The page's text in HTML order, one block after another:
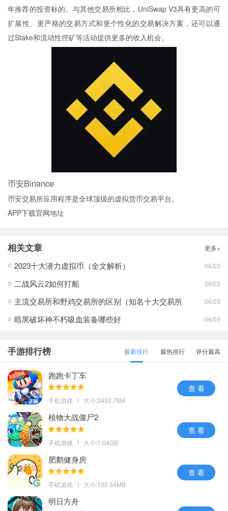
年推荐的投资标的。与其他交易所相比，UniSwap V3具有更高的可
扩展性、更严格的交易方式和更个性化的交易解决方案，还可以通
过Stake和流动性挖矿等活动提供更多的收入机会。
币安Binance
币安交易所应用程序是全球顶级的虚拟货币交易平台。
APP下载官网地址
相关文章 更多+
2023十大潜力虚拟币（全文解析） 06/03
二战风云2如何打船 06/03
主流交易所和野鸡交易所的区别（知名十大交易所 06/03
暗黑破坏神不朽吸血装备哪些好 06/03
手游排行榜 最新排行 最热排行 评分最高
跑跑卡丁车
手机游戏 大小:3432.76M
查 看
植物大战僵尸2
手机游戏 大小:1.04GB
查 看
肥鹅健身房
手机游戏 大小:102.54MB
查 看
明日方舟